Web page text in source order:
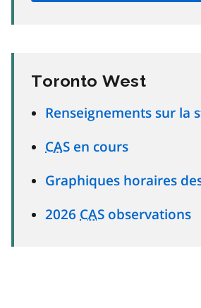
Toronto West
Renseignements sur la
CAS en cours
Graphiques horaires
2026 CAS observations